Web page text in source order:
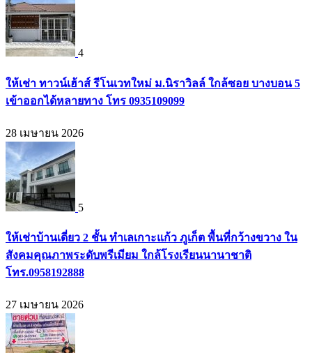
4
ให้เช่า ทาวน์เฮ้าส์ รีโนเวทใหม่ ม.นิราวิลล์ ใกล้ซอย บางบอน 5
เข้าออกได้หลายทาง โทร 0935109099
28 เมษายน 2026
5
ให้เช่าบ้านเดี่ยว 2 ชั้น ทำเลเกาะแก้ว ภูเก็ต พื้นที่กว้างขวาง ใน
สังคมคุณภาพระดับพรีเมียม ใกล้โรงเรียนนานาชาติ
โทร.0958192888
27 เมษายน 2026